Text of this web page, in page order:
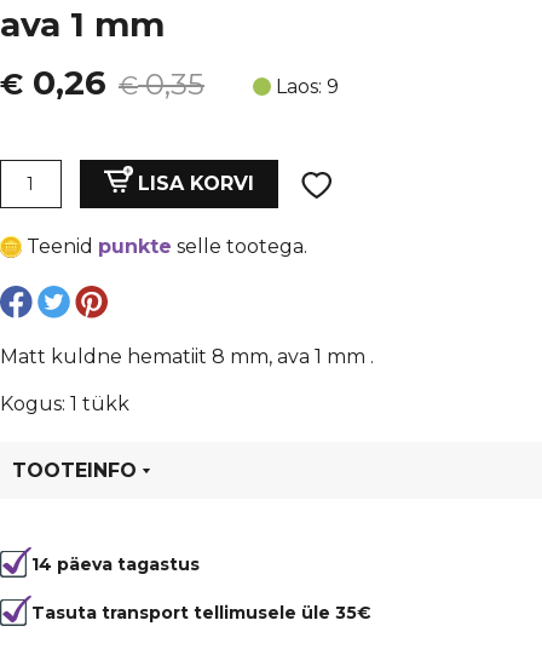
ava 1 mm
€0,35
Algne
oli:
€ 0,35.
€ 0,26
Current
is:
€ 0,26.
Laos: 9
Matt
8
mm,
ava
mm
kogus
LISA KORVI
Teenid punkte selle tootega.
Matt kuldne hematiit 8 mm, ava 1 mm .
Kogus: 1 tükk
TOOTEINFO
Värvus
Kuldne
Kuju
ümmargune
14 päeva tagastus
Tasuta transport tellimusele üle 35€